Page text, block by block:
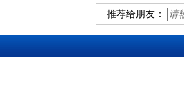
推荐给朋友：